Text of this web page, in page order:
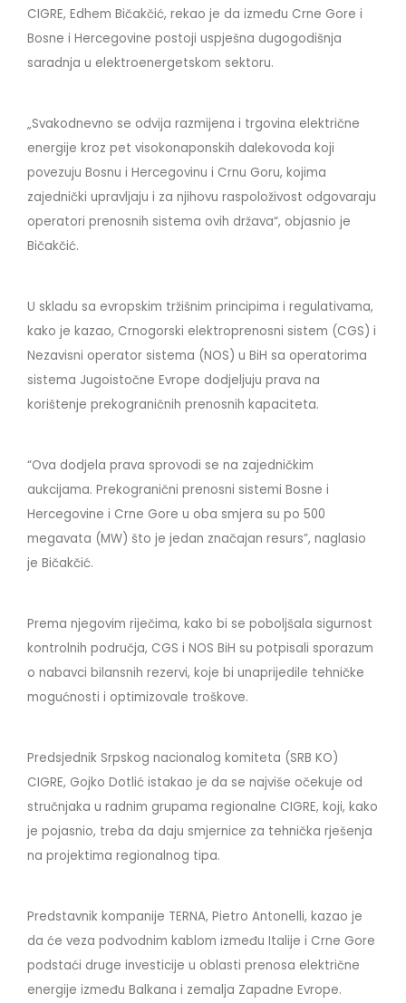
CIGRE, Edhem Bičakčić, rekao je da između Crne Gore i
Bosne i Hercegovine postoji uspješna dugogodišnja
saradnja u elektroenergetskom sektoru.
„Svakodnevno se odvija razmijena i trgovina električne
energije kroz pet visokonaponskih dalekovoda koji
povezuju Bosnu i Hercegovinu i Crnu Goru, kojima
zajednički upravljaju i za njihovu raspoloživost odgovaraju
operatori prenosnih sistema ovih država“, objasnio je
Bičakčić.
U skladu sa evropskim tržišnim principima i regulativama,
kako je kazao, Crnogorski elektroprenosni sistem (CGS) i
Nezavisni operator sistema (NOS) u BiH sa operatorima
sistema Jugoistočne Evrope dodjeljuju prava na
korištenje prekograničnih prenosnih kapaciteta.
“Ova dodjela prava sprovodi se na zajedničkim
aukcijama. Prekogranični prenosni sistemi Bosne i
Hercegovine i Crne Gore u oba smjera su po 500
megavata (MW) što je jedan značajan resurs”, naglasio
je Bičakčić.
Prema njegovim riječima, kako bi se poboljšala sigurnost
kontrolnih područja, CGS i NOS BiH su potpisali sporazum
o nabavci bilansnih rezervi, koje bi unaprijedile tehničke
mogućnosti i optimizovale troškove.
Predsjednik Srpskog nacionalog komiteta (SRB KO)
CIGRE, Gojko Dotlić istakao je da se najviše očekuje od
stručnjaka u radnim grupama regionalne CIGRE, koji, kako
je pojasnio, treba da daju smjernice za tehnička rješenja
na projektima regionalnog tipa.
Predstavnik kompanije TERNA, Pietro Antonelli, kazao je
da će veza podvodnim kablom između Italije i Crne Gore
podstaći druge investicije u oblasti prenosa električne
energije između Balkana i zemalja Zapadne Evrope.